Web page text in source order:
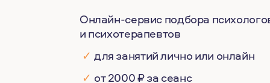
Онлайн-сервис подбора
и психотерапевтов
✓ для занятий лично или онлайн
✓ от 2000 ₽ за сеанс